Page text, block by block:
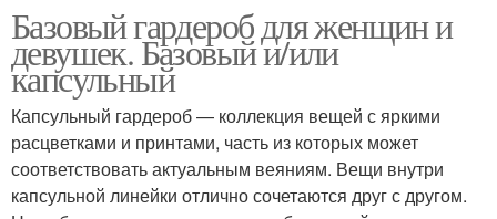
Базовый гардероб для женщин и
девушек. Базовый и/или
капсульный
Капсульный гардероб — коллекция вещей с яркими
расцветками и принтами, часть из которых может
соответствовать актуальным веяниям. Вещи внутри
капсульной линейки отлично сочетаются друг с другом.